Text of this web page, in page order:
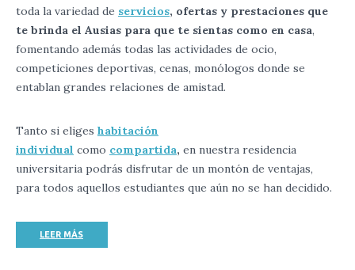
toda la variedad de servicios, ofertas y prestaciones que
te brinda el Ausias para que te sientas como en casa,
fomentando además todas las actividades de ocio,
competiciones deportivas, cenas, monólogos donde se
entablan grandes relaciones de amistad.
Tanto si eliges habitación
individual como compartida, en nuestra residencia
universitaria podrás disfrutar de un montón de ventajas,
para todos aquellos estudiantes que aún no se han decidido.
LEER MÁS